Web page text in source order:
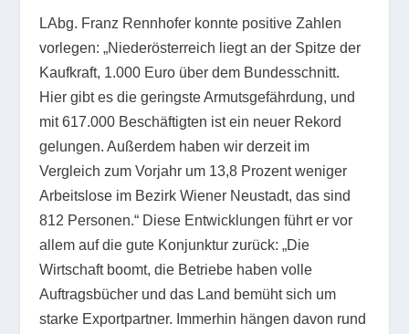
LAbg. Franz Rennhofer konnte positive Zahlen
vorlegen: „Niederösterreich liegt an der Spitze der
Kaufkraft, 1.000 Euro über dem Bundesschnitt.
Hier gibt es die geringste Armutsgefährdung, und
mit 617.000 Beschäftigten ist ein neuer Rekord
gelungen. Außerdem haben wir derzeit im
Vergleich zum Vorjahr um 13,8 Prozent weniger
Arbeitslose im Bezirk Wiener Neustadt, das sind
812 Personen.“ Diese Entwicklungen führt er vor
allem auf die gute Konjunktur zurück: „Die
Wirtschaft boomt, die Betriebe haben volle
Auftragsbücher und das Land bemüht sich um
starke Exportpartner. Immerhin hängen davon rund